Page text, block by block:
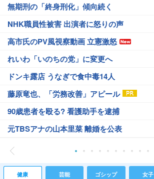
無期刑の「終身刑化」傾向続く
NHK職員性被害 出演者に怒りの声
高市氏のPV風視察動画 立憲激怒
れいわ「いのちの党」に変更へ
ドンキ露店 うなぎで食中毒14人
藤原竜也、「労務改善」アピール
90歳患者を殴る? 看護助手を逮捕
元TBSアナの山本里菜 離婚を公表
健康 芸能 ゴシップ 女子